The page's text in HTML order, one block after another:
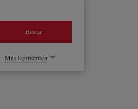
Buscar
Más Económica